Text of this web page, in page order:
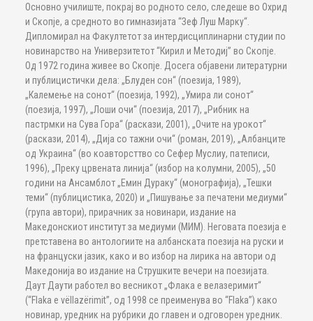
Основно училиште, покрај во родното село, следеше во Охрид
и Скопје, а средното во гимназијата “Зеф Луш Марку“.
Дипломирал на Факултетот за интердисциплинарни студии по
новинарство на Универзитетот “Кирил и Методиј” во Скопје.
Од 1972 година живее во Скопје. Досега објавени литературни
и публицистички дела: „Блуден сон“ (поезија, 1989),
„Калемење на сонот“ (поезија, 1992), „Умира ли сонот“
(поезија, 1997), „Лоши очи“ (поезија, 2017), „Рибник на
пастрмки на Сува Гора“ (раскази, 2001), „Очите на урокот“
(раскази, 2014), „Дија со тажни очи“ (роман, 2019), „Албанците
од Украина“ (во коавторсттво со Сефер Муслиу, патеписи,
1996), „Преку црвената линија“ (избор на колумни, 2005), „50
години на Ансамблот „Емин Дураку“ (монографија), „Тешки
теми“ (публицистика, 2020) и „Пишување за печатени медиуми“
(група автори), прирачник за новинари, издание на
Македонскиот институт за медиуми (МИМ). Неговата поезија е
претставена во антологиите на албанската поезија на руски и
на француски јазик, како и во избор на лирика на автори од
Македонија во издание на Струшките вечери на поезијата.
Даут Даути работел во весникот „Флака е велазеримит“
(“Flaka e vëllazërimit”, од 1998 се преименува во “Flaka”) како
новинар, уредник на рубрики до главен и одговорен уредник.